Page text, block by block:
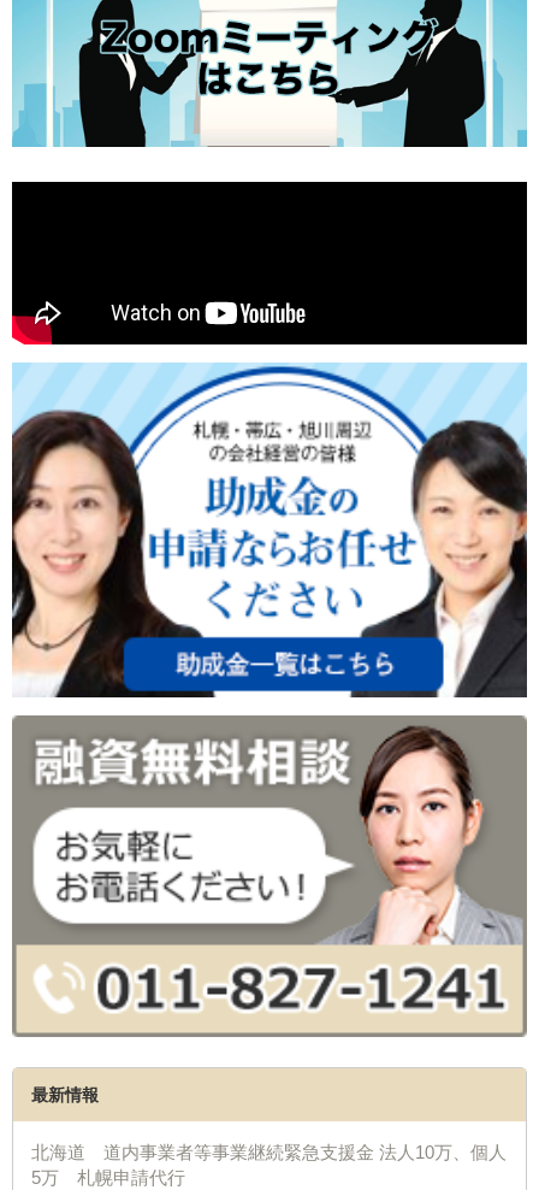
最新情報
北海道 道内事業者等事業継続緊急支援金 法人10万、個人
5万 札幌申請代行